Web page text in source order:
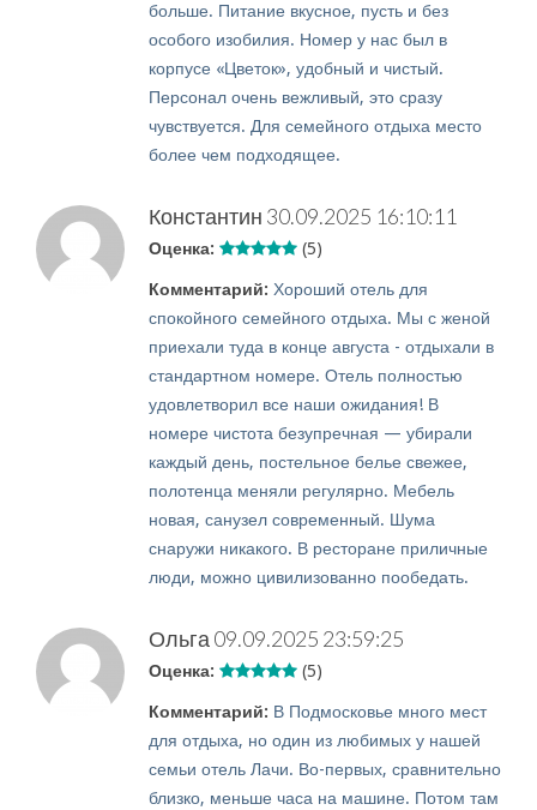
больше. Питание вкусное, пусть и без
особого изобилия. Номер у нас был в
корпусе «Цветок», удобный и чистый.
Персонал очень вежливый, это сразу
чувствуется. Для семейного отдыха место
более чем подходящее.
Константин 30.09.2025 16:10:11
Оценка: (5)
Комментарий: Хороший отель для
спокойного семейного отдыха. Мы с женой
приехали туда в конце августа - отдыхали в
стандартном номере. Отель полностью
удовлетворил все наши ожидания! В
номере чистота безупречная — убирали
каждый день, постельное белье свежее,
полотенца меняли регулярно. Мебель
новая, санузел современный. Шума
снаружи никакого. В ресторане приличные
люди, можно цивилизованно пообедать.
Ольга 09.09.2025 23:59:25
Оценка: (5)
Комментарий: В Подмосковье много мест
для отдыха, но один из любимых у нашей
семьи отель Лачи. Во-первых, сравнительно
близко, меньше часа на машине. Потом там